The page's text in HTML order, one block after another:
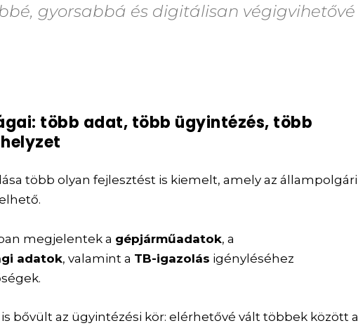
gyorsabbá és digitálisan végigvihetővé
több adat, több ügyintézés, több
több olyan fejlesztést is kiemelt, amely az állampolgári
megjelentek a gépjárműadatok, a
adatok, valamint a TB-igazolás igényléséhez
bővült az ügyintézési kör: elérhetővé vált többek között a